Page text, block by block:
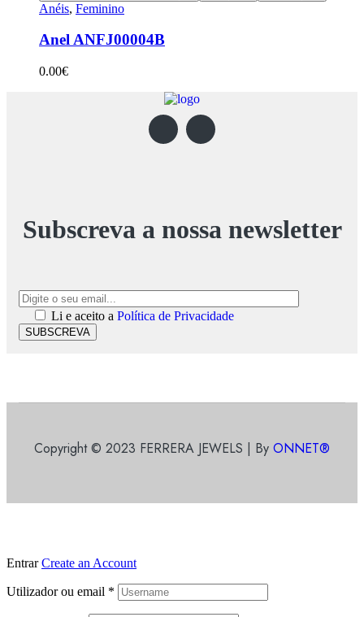
Anéis, Feminino
Anel ANFJ00004B
0.00€
Subscreva a nossa newsletter
Li e aceito a Política de Privacidade
SUBSCREVA
Copyright © 2023 FERRERA JEWELS | By ONNET®
Entrar Create an Account
Utilizador ou email *